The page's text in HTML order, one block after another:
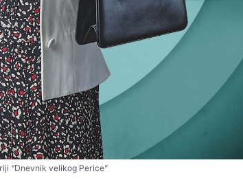
“Dnevnik velikog Perice”